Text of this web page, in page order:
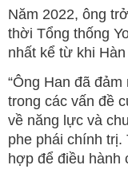
Năm 2022, ông
thời Tổng thống
nhất kể từ khi
“Ông Han đã
trong các vấn đề
về năng lực và
phe phái chính
hợp để điều hành